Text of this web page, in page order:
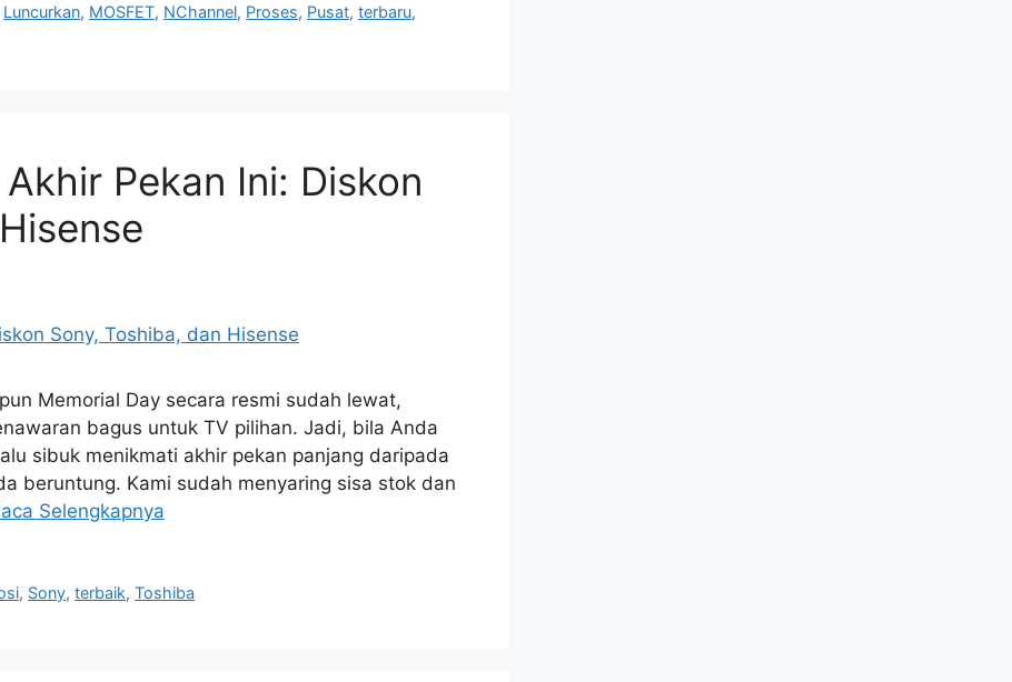
Luncurkan, MOSFET, NChannel, Proses, Pusat,terbaru,
Pekan Ini: Diskon
Memorial Day secara resmi sudah lewat,
bagus untuk TV pilihan. Jadi, bila Anda
sibuk menikmati akhir pekan panjang daripada
beruntung. Kami sudah menyaring sisa stok dan
Selengkapnya
, Sony,terbaik,Toshiba